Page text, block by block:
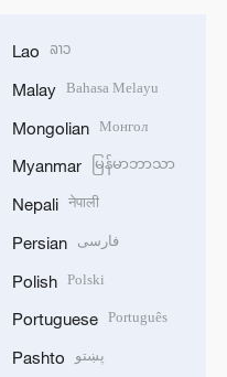
Lao ລາວ
Malay Bahasa Melayu
Mongolian Монгол
Myanmar မြန်မာဘာသာ
Nepali नेपाली
Persian فارسی
Polish Polski
Portuguese Português
Pashto پښتو